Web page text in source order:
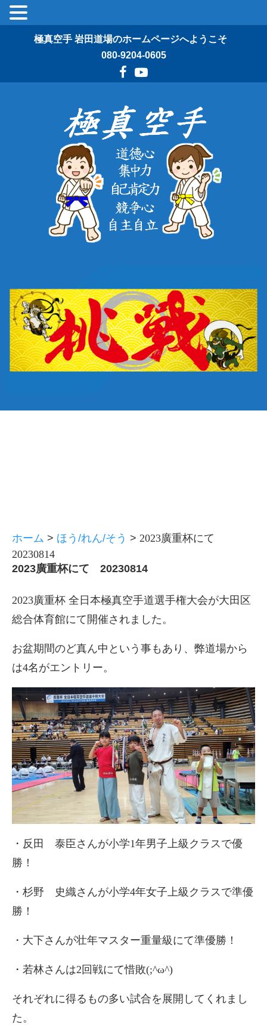
極真空手 岩田道場のホームページへようこそ
080-9204-0605
ホーム > ほう/れん/そう > 2023廣重杯にて
20230814
2023廣重杯にて 20230814
2023廣重杯 全日本極真空手道選手権大会が大田区
総合体育館にて開催されました。
お盆期間のど真ん中という事もあり、弊道場から
は4名がエントリー。
・反田 泰臣さんが小学1年男子上級クラスで優
勝！
・杉野 史織さんが小学4年女子上級クラスで準優
勝！
・大下さんが壮年マスター重量級にて準優勝！
・若林さんは2回戦にて惜敗(;^ω^)
それぞれに得るもの多い試合を展開してくれまし
た。